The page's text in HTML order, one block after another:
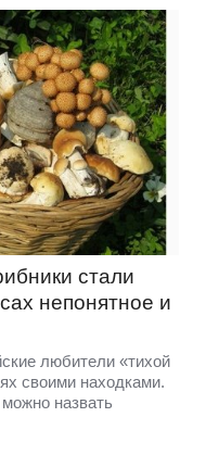
стали
непонятное и
любители «тихой
своими находками.
назвать